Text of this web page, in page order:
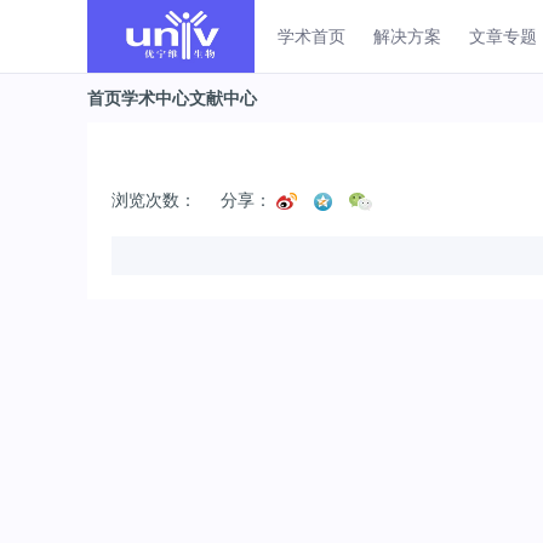
学术首页 解决方案 文章专题
首页学术中心文献中心
浏览次数： 分享：